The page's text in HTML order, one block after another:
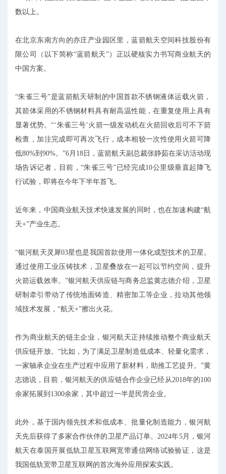
数以上。
在北京东南方向的亦庄产业园区里，蓝箭航天空间科技股份有
限公司（以下简称“蓝箭航天”）正以硬核实力书写商业航天的
中国方案。
“朱雀三号”是蓝箭航天研制的中国首款不锈钢液体运载火箭，
其箭体采用的不锈钢材料具有耐高温性能，在重复使用上具有
显著优势。“‘朱雀三号’火箭一级发动机在火箭回收后可不下箭
检查，加注完成即可再次飞行，成本相较一次性使用火箭可降
低80%到90%。”6月18日，蓝箭航天副总裁张静茹在采访活动现
场告诉记者，目前，“朱雀三号”已经完成10公里级垂直起降飞
行试验，即将在今年下半年首飞。
近年来，中国商业航天技术快速发展的同时，也在加速构建“航
天+”产业生态。
“银河航天灵犀03星也是我国首款使用一体化成型技术的卫星。
通过使用工业压铸技术，卫星叠放在一起可以节约空间，提升
火箭运载效率。”银河航天供应链与商务总监黄志德介绍，卫星
研制牵引带动了传统地面铸造、精密加工等企业，拉动其他领
域技术发展，“航天+”擦出火花。
作为商业航天的链主企业，银河航天正持续推动整个商业航天
供应链开放。“比如，为了满足卫星制造低成本、轻量化需求，
一家轴承企业在生产过程中应用了新材料，助推工艺提升。”黄
志德说，目前，银河航天的供应链合作企业已经从2018年的100
余家拓展到1300余家，其中超过一半是民营企业。
此外，基于国内领先技术和低成本、批量化制造能力，银河航
天先后获得了多家合作伙伴的卫星产品订单。2024年5月，银河
航天在泰国开展低轨卫星互联网宽带通信网络试验验证，这是
我国低轨宽带卫星互联网的首次海外应用探索实践。